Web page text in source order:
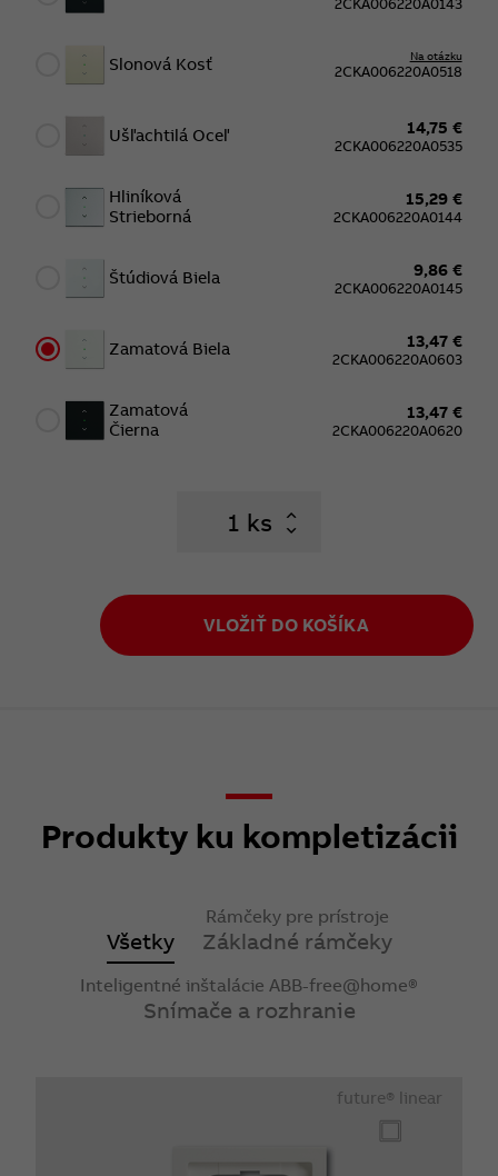
Slonová Kosť Na otázku
2CKA006220A0518
Ušľachtilá Oceľ 14,75 €
2CKA006220A0535
Hliníková
Strieborná
15,29 €
2CKA006220A0144
Štúdiová Biela 9,86 €
2CKA006220A0145
Zamatová Biela 13,47 €
2CKA006220A0603
Zamatová
Čierna
13,47 €
2CKA006220A0620
ks
VLOŽIŤ DO KOŠÍKA
Produkty ku kompletizácii
Všetky
Rámčeky pre prístroje
Základné rámčeky
Inteligentné inštalácie ABB-free@home®
Snímače a rozhranie
future® linear